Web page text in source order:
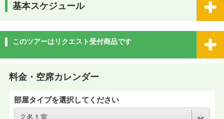
基本スケジュール
このツアーはリクエスト受付商品です
料金・空席カレンダー
部屋タイプを選択してください